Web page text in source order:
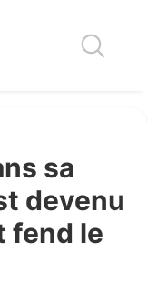
sa
devenu
fend le